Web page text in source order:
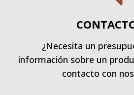
¿Necesita un
información sobre un
contacto con